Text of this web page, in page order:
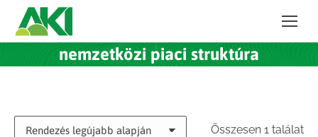
nemzetközi piaci struktúra
Összesen 1 találat